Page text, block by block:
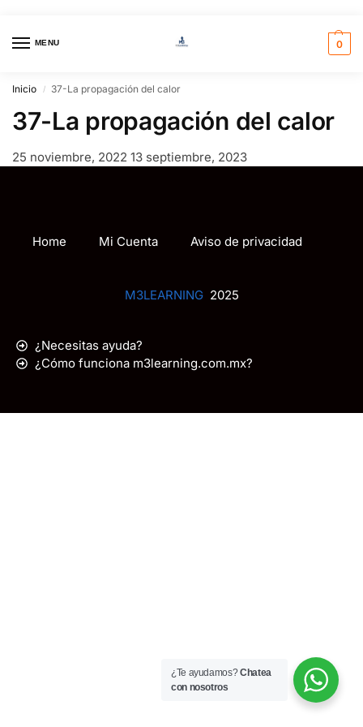
MENU 0
Inicio / 37-La propagación del calor
37-La propagación del calor
25 noviembre, 2022 13 septiembre, 2023
Home Mi Cuenta Aviso de privacidad
M3LEARNING2025
¿Necesitas ayuda?
¿Cómo funciona m3learning.com.mx?
¿Te ayudamos?Chatea
con nosotros